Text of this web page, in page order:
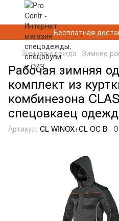
Бесплатная
Зимняя одежда Зимние
Рабочая зимняя
комплект из
комбинезона
спецовкаец
Артикул: CL WINOX+CL OC B